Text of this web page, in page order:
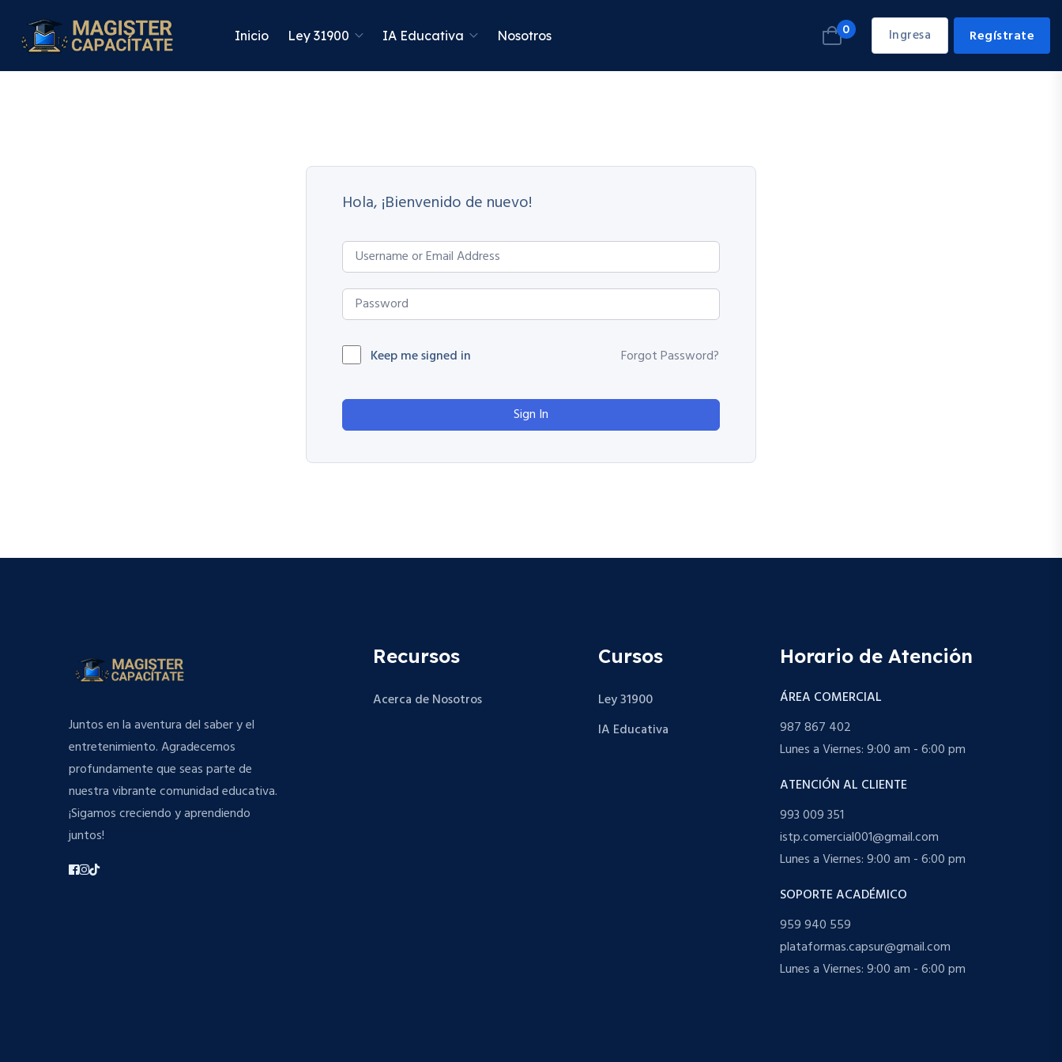
Inicio Ley 31900 IA Educativa Nosotros 0 Ingresa Regístrate
Hola, ¡Bienvenido de nuevo!
Keep me signed in Forgot Password?
Sign In
Juntos en la aventura del saber y el
entretenimiento. Agradecemos
profundamente que seas parte de
nuestra vibrante comunidad educativa.
¡Sigamos creciendo y aprendiendo
juntos!
Recursos
Acerca de Nosotros
Cursos
Ley 31900
IA Educativa
Horario de Atención
ÁREA COMERCIAL
987 867 402
Lunes a Viernes: 9:00 am - 6:00 pm
ATENCIÓN AL CLIENTE
993 009 351
istp.comercial001@gmail.com
Lunes a Viernes: 9:00 am - 6:00 pm
SOPORTE ACADÉMICO
959 940 559
plataformas.capsur@gmail.com
Lunes a Viernes: 9:00 am - 6:00 pm